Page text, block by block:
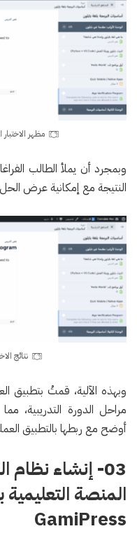
مظهر
وبمجرد أن يملأ الطالب
النتيجة مع إمكانية عرض
نتائج
وبهذه الآلية، قمتُ بتطبيق
مراحل الدورة
أوضح مع ربطها بالتطبيق
03- إنشاء
المنصة
GamiPress